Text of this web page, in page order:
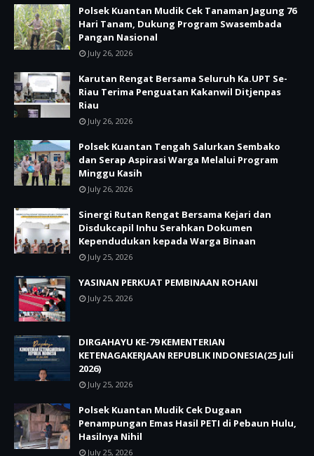
Polsek Kuantan Mudik Cek Tanaman Jagung 76
Hari Tanam, Dukung Program Swasembada
Pangan Nasional
July 26, 2026
Karutan Rengat Bersama Seluruh Ka.UPT Se-
Riau Terima Penguatan Kakanwil Ditjenpas
Riau
July 26, 2026
Polsek Kuantan Tengah Salurkan Sembako
dan Serap Aspirasi Warga Melalui Program
Minggu Kasih
July 26, 2026
Sinergi Rutan Rengat Bersama Kejari dan
Disdukcapil Inhu Serahkan Dokumen
Kependudukan kepada Warga Binaan
July 25, 2026
YASINAN PERKUAT PEMBINAAN ROHANI
July 25, 2026
DIRGAHAYU KE-79 KEMENTERIAN
KETENAGAKERJAAN REPUBLIK INDONESIA(25 Juli
2026)
July 25, 2026
Polsek Kuantan Mudik Cek Dugaan
Penampungan Emas Hasil PETI di Pebaun Hulu,
Hasilnya Nihil
July 25, 2026